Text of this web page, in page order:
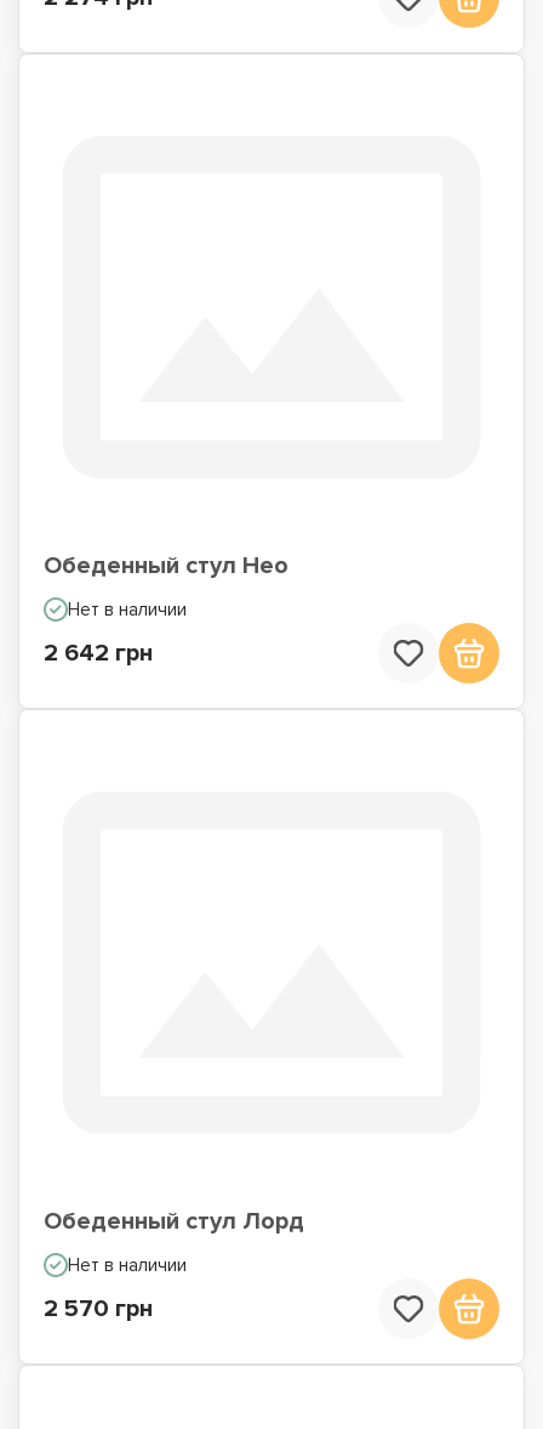
Обеденный стул Нео
Нет в наличии
2 642 грн
Обеденный стул Лорд
Нет в наличии
2 570 грн